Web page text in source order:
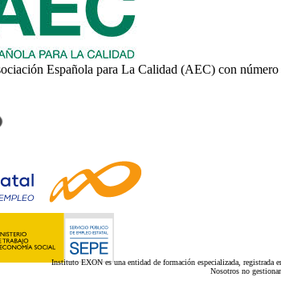
Española para La Calidad (AEC) con número
Instituto EXON es una entidad de formación especializada,
Nosotros no